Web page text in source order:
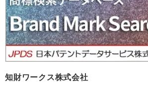
知財ワークス株式会社